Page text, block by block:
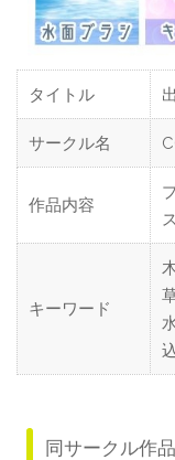
タイトル
サークル名
作品内容
キーワード
同サークル作品